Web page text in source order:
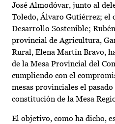
José Almodóvar, junto al
Toledo, Álvaro Gutiérrez; el
Desarrollo Sostenible;
provincial de Agricultura,
Rural, Elena Martín Bravo,
de la Mesa Provincial del
cumpliendo con el
mesas provinciales el
constitución de la Mesa
El objetivo, como ha dicho,